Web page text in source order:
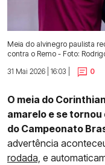
Meia do alvinegro paulista
contra o Remo - Foto:
31 Mai 2026 | 16:03 |
0
O meia do
amarelo e se
do Campeonato
advertência
rodada, e